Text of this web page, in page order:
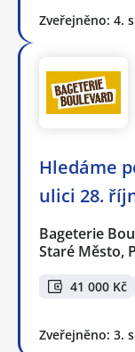
Zveřejněno: 4.
Hledáme
ulici 28.
Bageterie
Staré Město,
41 000 Kč
Zveřejněno: 3.